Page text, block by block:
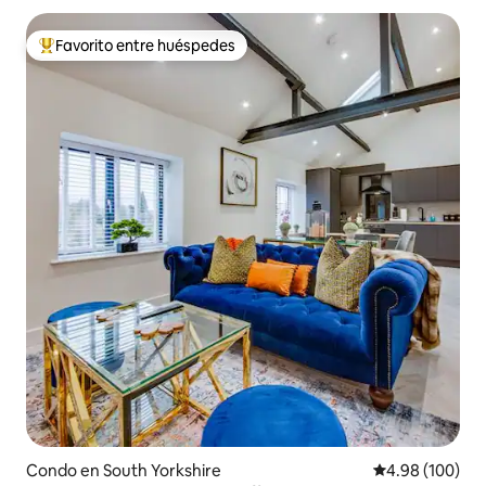
Favorito entre huéspedes preferido
Favorito entre huéspedes
Condo en South Yorkshire Calificación
4.98 (100)